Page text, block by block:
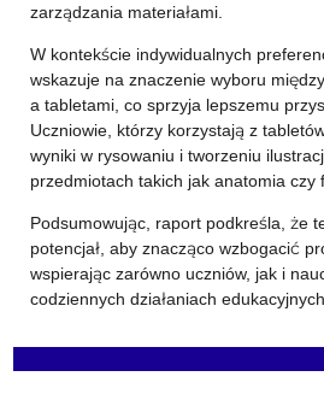
zarządzania materiałami.
W kontekście indywidualnych
wskazuje na znaczenie wyboru
a tabletami, co sprzyja lepszemu
Uczniowie, którzy korzystają z
wyniki w rysowaniu i tworzeniu
przedmiotach takich jak anatomia czy
Podsumowując, raport podkreśla, że
potencjał, aby znacząco wzbogacić
wspierając zarówno uczniów, jak i
codziennych działaniach